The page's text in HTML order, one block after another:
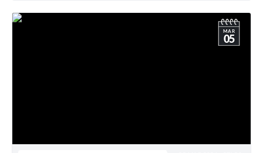
MAR
05